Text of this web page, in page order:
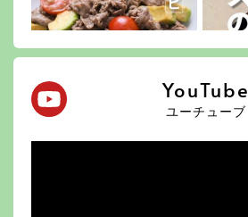
YouTube
ユーチューブ